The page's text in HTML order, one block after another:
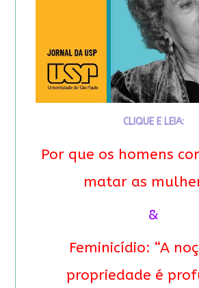
CLIQUE E LEIA:
Por que os homens
matar as
&
Feminicídio: “A
propriedade é